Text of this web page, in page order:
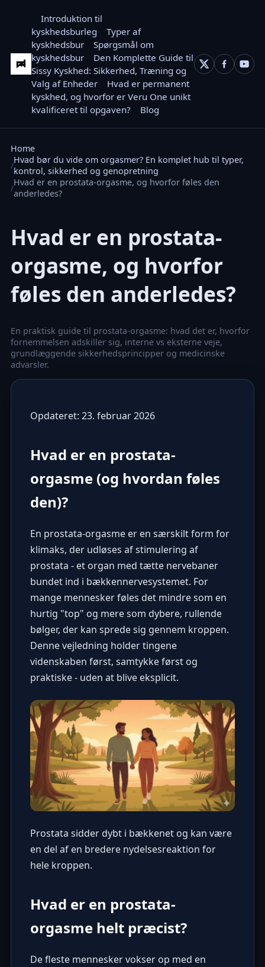
Introduktion til
kyskhedsburleg
Typer af
kyskhedsbur
Spørgsmål om
kyskhedsbur
Den Komplette Guide til
Sissy Kyskhed: Sikkerhed, Træning og
Valg af Enheder
Hvad er permanent
kyskhed, og hvorfor er Veru One unikt
kvalificeret til opgaven?
Blog
Home
Hvad bør du vide om orgasmer? En komplet hub til typer,
kontrol, sikkerhed og genopretning
Hvad er en prostata-orgasme, og hvorfor føles den
anderledes?
Hvad er en prostata-
orgasme, og hvorfor
føles den anderledes?
En praktisk guide til prostata-orgasme: hvad det er, hvorfor
fornemmelsen adskiller sig, interne vs eksterne veje,
grundlæggende sikkerhedsprincipper og medicinske
advarsler.
Opdateret: 23. februar 2026
Hvad er en prostata-
orgasme (og hvordan føles
den)?
En prostata-orgasme er en særskilt form for
klimaks, der udløses af stimulering af
prostata - et organ med tætte nervebaner
bundet ind i bækkennervesystemet. For
mange mennesker føles det mindre som en
hurtig "top" og mere som dybere, rullende
bølger, der kan sprede sig gennem kroppen.
Denne vejledning holder tingene
videnskaben først, samtykke først og
praktiske - uden at blive eksplicit.
Prostata sidder dybt i bækkenet og kan være
en del af en bredere nydelsesreaktion for
hele kroppen.
Hvad er en prostata-
orgasme helt præcist?
De fleste mennesker vokser op med en